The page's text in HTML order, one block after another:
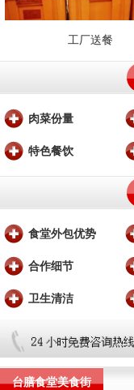
工厂送餐
肉菜份量
特色餐饮
食堂外包优势
合作细节
卫生清洁
台膳食堂美食街